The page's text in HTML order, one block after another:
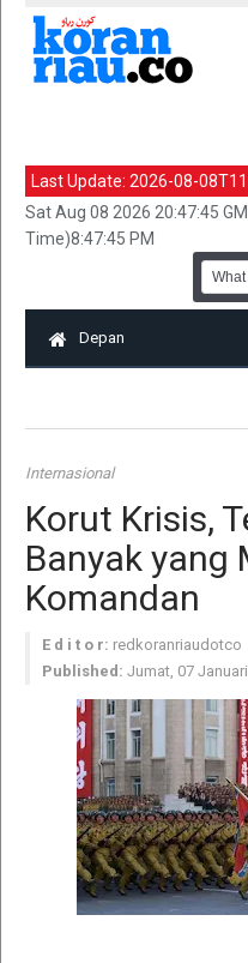
Last Update: 2026-08-
Sat Aug 08 2026 20:47:45
Time)8:47:45 PM
Depan
Internasional
Korut Krisis,
Banyak yang
Komandan
E d i t o r: redkoranriaudotco
Published: Jumat, 07